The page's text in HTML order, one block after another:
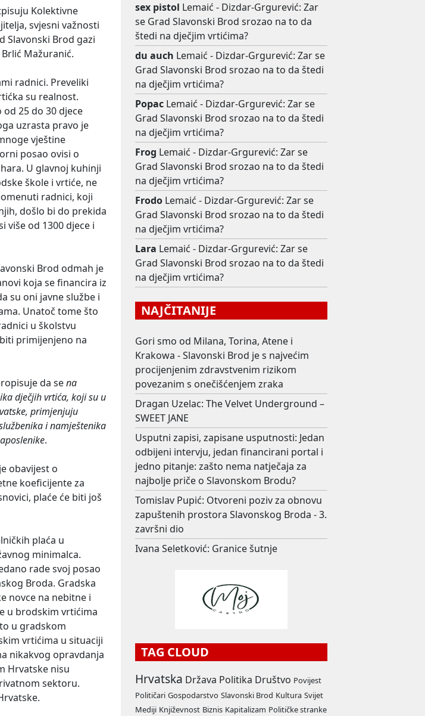
Kolektivne
svjesni važnosti
Slavonski Brod gazi
Mažuranić.
radnici. Preveliki
su realnost.
25 do 30 djece
uzrasta pravo je
vještine
posao ovisi o
U glavnoj kuhinji
škole i vrtiće, ne
radnici, koji
došlo bi do prekida
više od 1300 djece i
Brod odmah je
koja se financira iz
su oni javne službe i
Unatoč tome što
u školstvu
primijenjeno na
da sena
dječjih vrtića, koji su u
primjenjuju
i namještenika
.
obavijest o
koeficijente za
plaće će biti još
plaća u
minimalca.
rade svoj posao
Broda. Gradska
novce na nebitne i
u brodskim vrtićima
u gradskom
vrtićima u situaciji
nikakvog opravdanja
Hrvatske nisu
sektoru.
sex pistol Lemaić - Dizdar-Grgurević: Zar
se Grad Slavonski Brod srozao na to da
štedi na dječjim vrtićima?
du auch Lemaić - Dizdar-Grgurević: Zar se
Grad Slavonski Brod srozao na to da štedi
na dječjim vrtićima?
Popac Lemaić - Dizdar-Grgurević: Zar se
Grad Slavonski Brod srozao na to da štedi
na dječjim vrtićima?
Frog Lemaić - Dizdar-Grgurević: Zar se
Grad Slavonski Brod srozao na to da štedi
na dječjim vrtićima?
Frodo Lemaić - Dizdar-Grgurević: Zar se
Grad Slavonski Brod srozao na to da štedi
na dječjim vrtićima?
Lara Lemaić - Dizdar-Grgurević: Zar se
Grad Slavonski Brod srozao na to da štedi
na dječjim vrtićima?
NAJČITANIJE
Gori smo od Milana, Torina, Atene i
Krakowa - Slavonski Brod je s najvećim
procijenjenim zdravstvenim rizikom
povezanim s onečišćenjem zraka
Dragan Uzelac: The Velvet Underground –
SWEET JANE
Usputni zapisi, zapisane usputnosti: Jedan
odbijeni intervju, jedan financirani portal i
jedno pitanje: zašto nema natječaja za
najbolje priče o Slavonskom Brodu?
Tomislav Pupić: Otvoreni poziv za obnovu
zapuštenih prostora Slavonskog Broda - 3.
završni dio
Ivana Seletković: Granice šutnje
TAG CLOUD
Hrvatska Država Politika Društvo Povijest
Političari Gospodarstvo Slavonski Brod Kultura Svijet
Mediji Književnost Biznis Kapitalizam Političke stranke